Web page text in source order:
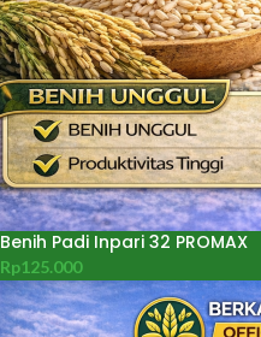
Benih Padi Inpari 32 PROMAX
Rp125.000